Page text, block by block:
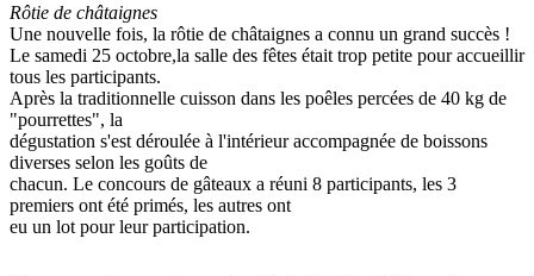
Rôtie de châtaignes
Une nouvelle fois, la rôtie de châtaignes a connu un grand succès !
Le samedi 25 octobre,la salle des fêtes était trop petite pour accueillir
tous les participants.
Après la traditionnelle cuisson dans les poêles percées de 40 kg de
"pourrettes", la
dégustation s'est déroulée à l'intérieur accompagnée de boissons
diverses selon les goûts de
chacun. Le concours de gâteaux a réuni 8 participants, les 3
premiers ont été primés, les autres ont
eu un lot pour leur participation.